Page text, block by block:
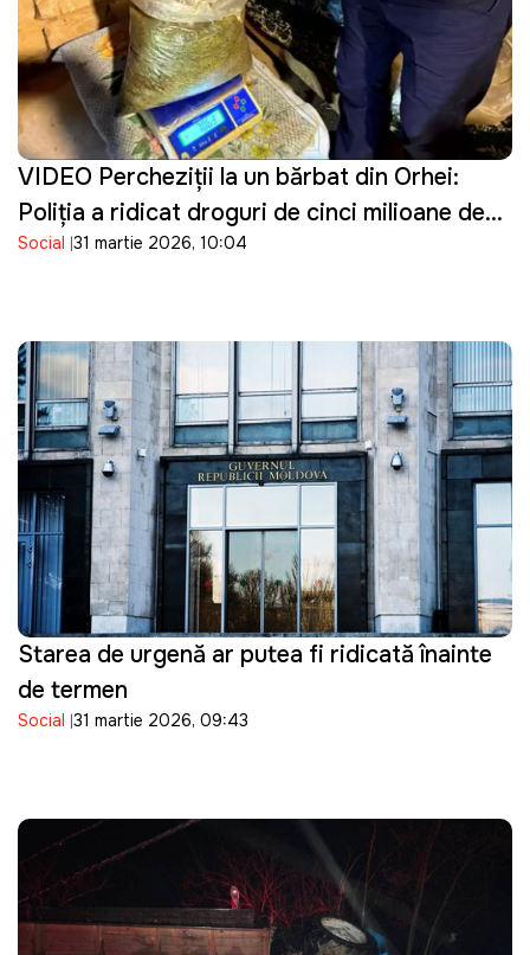
VIDEO Percheziţii la un bărbat din Orhei:
Poliţia a ridicat droguri de cinci milioane de
lei
Social 31 martie 2026, 10:04
Starea de urgență ar putea fi ridicată înainte
de termen
Social 31 martie 2026, 09:43